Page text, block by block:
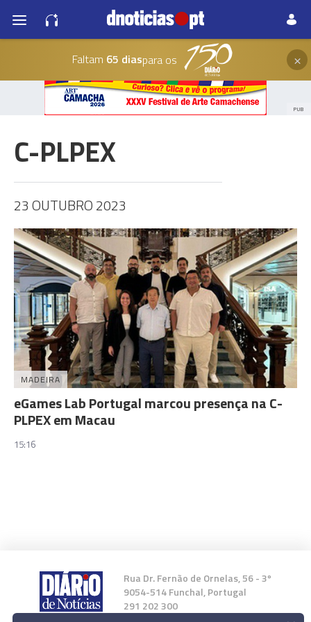
Faltam 65 diaspara os ×
PUB
C-PLPEX
23 OUTUBRO 2023
MADEIRA
eGames Lab Portugal marcou presença na C-
PLPEX em Macau
15:16
Rua Dr. Fernão de Ornelas, 56 - 3º
9054-514 Funchal, Portugal
291 202 300